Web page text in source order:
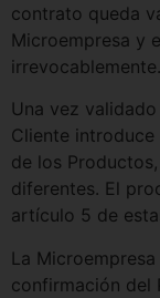
contrato queda
Microempresa y
irrevocablemente.
Una vez
Cliente
de los
diferentes. El
artículo 5 de
La
confirmación del